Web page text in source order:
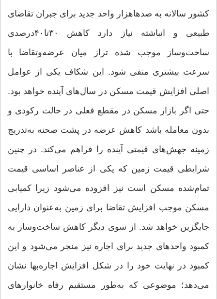
کشور سالانه به صدها‌هزار واحد جدید برای جبران تقاضای
طبیعی و انباشته نیاز دارد کاهش ۳۰تا۴۰‌درصدی
ساخت‌وساز موجب شده تراز میان عرضه‌وتقاضا با
سرعت بیشتری منفی شود. این شکاف یکی از عوامل
اصلی افزایش قیمت مسکن در سال‌های آینده خواهد بود.
حتی اگر بازار مسکن در مقطع فعلی در حالت رکودی و
بدون معامله باشد کاهش عرضه در پشت صحنه به‌تدریج
زمینه جهش‌های قیمتی آینده را فراهم می‌کند. در چنین
شرایطی قیمت زمین که یکی از عناصر اساسی قیمت
تمام‌شده مسکن است نیز افزوده می‌شود زیرا کمیابی
مسکن موجب افزایش تقاضا برای زمین به‌عنوان دارایی
جایگزین خواهد شد. از سوی دیگر کاهش ساخت‌وساز به
کمبود واحدهای جدید برای اجاره نیز منجر می‌شود و این
کمبود در نهایت خود را در شکل افزایش اجاره‌بها نشان
می‌دهد؛ موضوعی که به‌طور مستقیم رفاه خانوارهای